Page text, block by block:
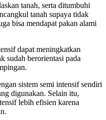
tanah, serta ditumbuhi
tanah supaya tidak
bisa mendapat pakan alami
dapat meningkatkan
sudah berorientasi pada
sistem semi intensif sendiri
digunakan. Selain itu,
lebih efisien karena